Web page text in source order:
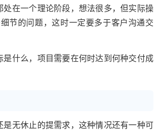
在一个理论阶段，想法很多，但实际操
节的问题，这时一定要多于客户沟通交
什么，项目需要在何时达到何种交付成
无休止的提需求，这种情况还有一种可